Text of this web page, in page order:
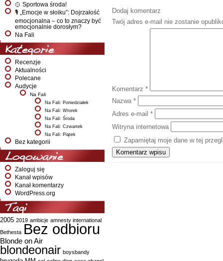
🥎 Sportowa środa!
🎙️ „Emocje w słoiku”: Dojrzałość
emocjonalna – co to znaczy być
emocjonalnie dorosłym?
Na Fali
Kategorie
Recenzje
Aktualności
Polecane
Audycje
Na Fali
Na Fali: Poniedziałek
Na Fali: Wtorek
Na Fali: Środa
Na Fali: Czwartek
Na Fali: Piątek
Bez kategorii
Logowanie
Zaloguj się
Kanał wpisów
Kanał komentarzy
WordPress.org
Tagi
2005 2019 ambicje amnesty international
Bethesta Bez odbioru
Blonde on Air
blondeonair boysbandy
Dodaj komentarz
Twój adres e-mail nie zostanie
Komentarz *
Nazwa *
Adres e-mail *
Witryna internetowa
Zapamiętaj moje dane w tej